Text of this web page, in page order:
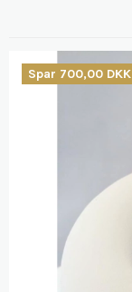
Spar 700,00 DKK